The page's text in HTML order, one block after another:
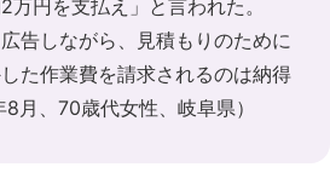
円を支払え」と言われた。
告しながら、見積もりのために
た作業費を請求されるのは納得
月、70歳代女性、岐阜県）